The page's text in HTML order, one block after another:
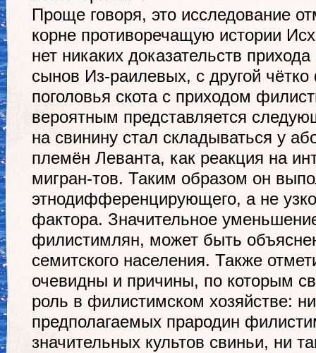
Проще говоря, это исследование
корне противоречащую истории
нет никаких доказательств
сынов Из-раилевых, с другой чётко
поголовья скота с приходом
вероятным представляется
на свинину стал складываться у
племён Леванта, как реакция на
мигран-тов. Таким образом он
этнодифференцирующего, а не
фактора. Значительное
филистимлян, может быть
семитского населения. Также
очевидны и причины, по которым
роль в филистимском хозяйстве:
предполагаемых прародин
значительных культов свиньи, ни